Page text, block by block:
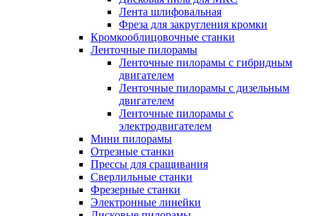
Лента шлифовальная
Фреза для закругления кромки
Кромкооблицовочные станки
Ленточные пилорамы
Ленточные пилорамы с гибридным
двигателем
Ленточные пилорамы с дизельным
двигателем
Ленточные пилорамы с
электродвигателем
Мини пилорамы
Отрезные станки
Прессы для сращивания
Сверлильные станки
Фрезерные станки
Электронные линейки